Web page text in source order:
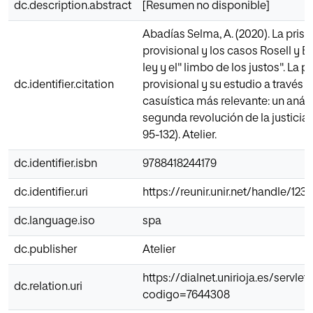
dc.description.abstract [Resumen no disponible]
dc.identifier.citation
Abadías Selma, A. (2020). La
provisional y los casos Rosell y
ley y el" limbo de los justos". La
provisional y su estudio a través
casuística más relevante: un
segunda revolución de la justicia
95-132). Atelier.
dc.identifier.isbn 9788418244179
dc.identifier.uri https://reunir.unir.net/handle/
dc.language.iso spa
dc.publisher Atelier
dc.relation.uri
https://dialnet.unirioja.es/
codigo=7644308